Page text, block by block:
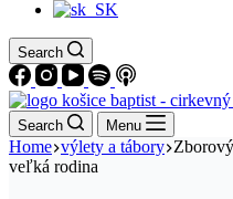
Search
Search Menu
Home výlety a tábory
veľká rodina